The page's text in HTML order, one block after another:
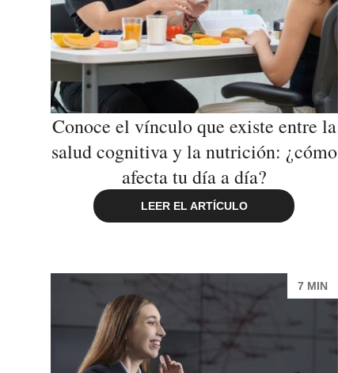
Conoce el vínculo que existe entre la
salud cognitiva y la nutrición: ¿cómo
afecta tu día a día?
LEER EL ARTÍCULO
7 MIN